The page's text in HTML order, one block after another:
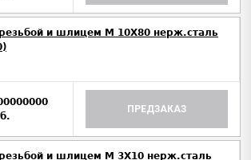
и шлицем M 10Х80 нерж.сталь
ПРЕДЗАКАЗ
и шлицем M 3Х10 нерж.сталь